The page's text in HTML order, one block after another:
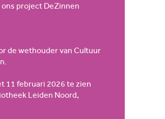
project DeZinnen
de wethouder van Cultuur
11 februari 2026 te zien
Leiden Noord,